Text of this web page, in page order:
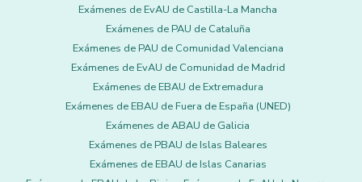
Exámenes de EvAU de Castilla-La Mancha
Exámenes de PAU de Cataluña
Exámenes de PAU de Comunidad Valenciana
Exámenes de EvAU de Comunidad de Madrid
Exámenes de EBAU de Extremadura
Exámenes de EBAU de Fuera de España (UNED)
Exámenes de ABAU de Galicia
Exámenes de PBAU de Islas Baleares
Exámenes de EBAU de Islas Canarias